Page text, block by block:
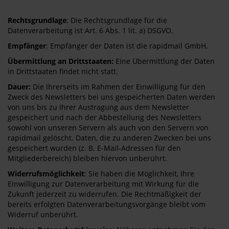
Rechtsgrundlage: Die Rechtsgrundlage für die
Datenverarbeitung ist Art. 6 Abs. 1 lit. a) DSGVO.
Empfänger: Empfänger der Daten ist die rapidmail GmbH.
Übermittlung an Drittstaaten: Eine Übermittlung der Daten
in Drittstaaten findet nicht statt.
Dauer: Die Ihrerseits im Rahmen der Einwilligung für den
Zweck des Newsletters bei uns gespeicherten Daten werden
von uns bis zu Ihrer Austragung aus dem Newsletter
gespeichert und nach der Abbestellung des Newsletters
sowohl von unseren Servern als auch von den Servern von
rapidmail gelöscht. Daten, die zu anderen Zwecken bei uns
gespeichert wurden (z. B. E-Mail-Adressen für den
Mitgliederbereich) bleiben hiervon unberührt.
Widerrufsmöglichkeit: Sie haben die Möglichkeit, Ihre
Einwilligung zur Datenverarbeitung mit Wirkung für die
Zukunft jederzeit zu widerrufen. Die Rechtmäßigkeit der
bereits erfolgten Datenverarbeitungsvorgänge bleibt vom
Widerruf unberührt.